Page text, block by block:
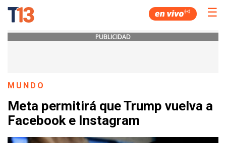
☰
PUBLICIDAD
MUNDO
Meta permitirá que Trump vuelva a
Facebook e Instagram